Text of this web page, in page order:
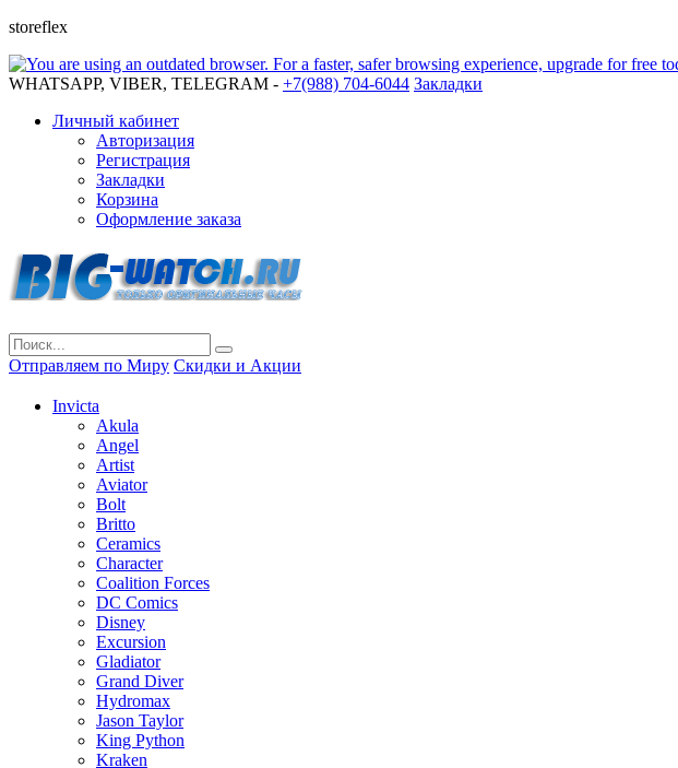
storeflex
WHATSAPP, VIBER, TELEGRAM - +7(988) 704-6044 Закладки
Личный кабинет
Авторизация
Регистрация
Закладки
Корзина
Оформление заказа
Отправляем по Миру Скидки и Акции
Invicta
Akula
Angel
Artist
Aviator
Bolt
Britto
Ceramics
Character
Coalition Forces
DC Comics
Disney
Excursion
Gladiator
Grand Diver
Hydromax
Jason Taylor
King Python
Kraken